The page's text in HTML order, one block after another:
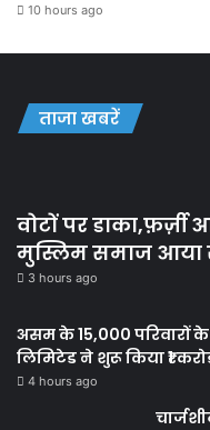
10 hours ago
ताजा खबरें
वोटों पर डाका,फ़र्ज़ी
मुस्लिम समाज आया
3 hours ago
असम के 15,000 परिवारों
लिमिटेड ने शुरू किया ₹1
4 hours ago